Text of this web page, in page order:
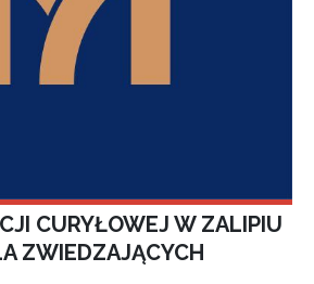
CURYŁOWEJ W ZALIPIU
ZWIEDZAJĄCYCH